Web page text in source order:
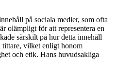
på sociala medier, som ofta
olämpligt för att representera en
särskilt på hur detta innehåll
vilket enligt honom
och etik. Hans huvudsakliga